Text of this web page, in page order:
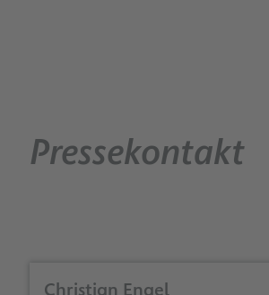
Pressekontakt
Christian Engel